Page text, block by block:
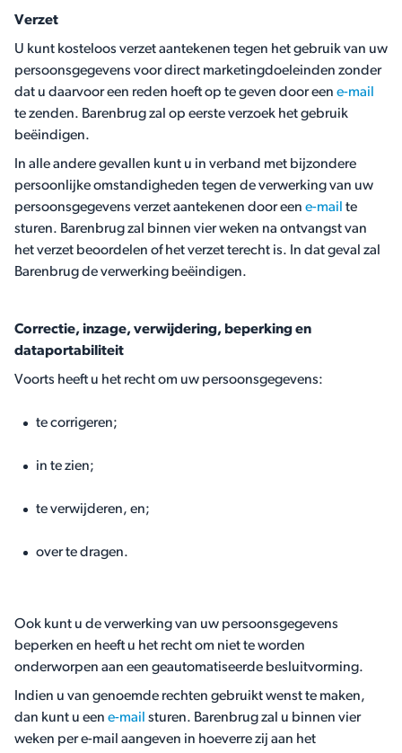
Verzet
U kunt kosteloos verzet aantekenen tegen het gebruik van uw
persoonsgegevens voor direct marketingdoeleinden zonder
dat u daarvoor een reden hoeft op te geven door een e-mail
te zenden. Barenbrug zal op eerste verzoek het gebruik
beëindigen.
In alle andere gevallen kunt u in verband met bijzondere
persoonlijke omstandigheden tegen de verwerking van uw
persoonsgegevens verzet aantekenen door een e-mail te
sturen. Barenbrug zal binnen vier weken na ontvangst van
het verzet beoordelen of het verzet terecht is. In dat geval zal
Barenbrug de verwerking beëindigen.
Correctie, inzage, verwijdering, beperking en
dataportabiliteit
Voorts heeft u het recht om uw persoonsgegevens:
te corrigeren;
in te zien;
te verwijderen, en;
over te dragen.
Ook kunt u de verwerking van uw persoonsgegevens
beperken en heeft u het recht om niet te worden
onderworpen aan een geautomatiseerde besluitvorming.
Indien u van genoemde rechten gebruikt wenst te maken,
dan kunt u een e-mail sturen. Barenbrug zal u binnen vier
weken per e-mail aangeven in hoeverre zij aan het